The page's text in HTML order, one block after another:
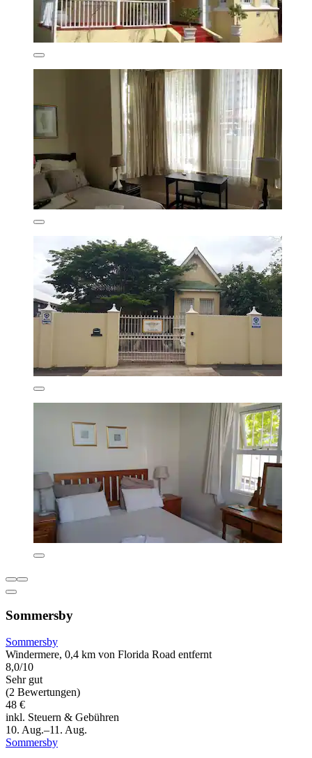
Sommersby
Sommersby
Windermere, 0,4 km von Florida Road entfernt
8,0/10
Sehr gut
(2 Bewertungen)
48 €
inkl. Steuern & Gebühren
10. Aug.–11. Aug.
Sommersby